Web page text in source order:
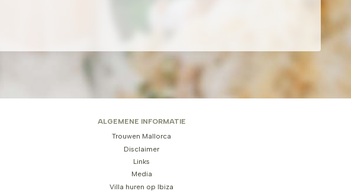
ALGEMENE INFORMATIE
Trouwen Mallorca
Disclaimer
Links
Media
Villa huren op Ibiza